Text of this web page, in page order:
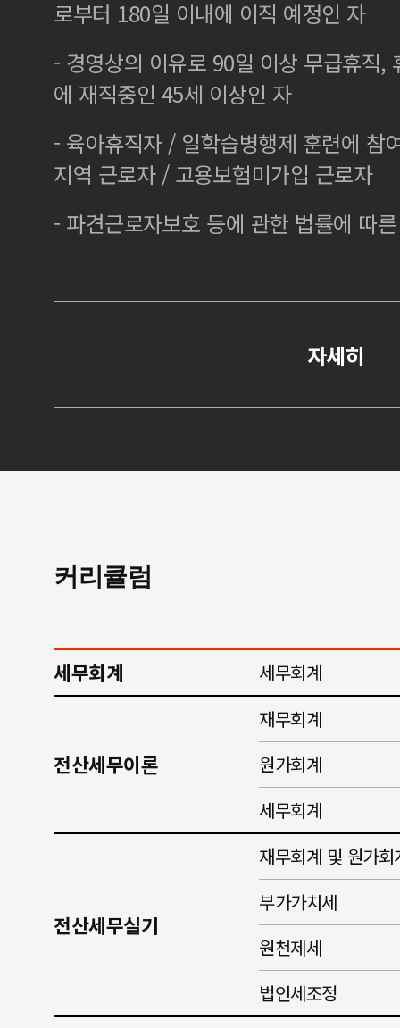
로부터 180일 이내에 이직 예정인 자
- 경영상의 이유로 90일 이상 무급휴직,
에 재직중인 45세 이상인 자
- 육아휴직자 / 일학습병행제 훈련에 참
지역 근로자 / 고용보험미가입 근로자
- 파견근로자보호 등에 관한 법률에 따
자세히
커리큘럼
세무회계 세무회계
전산세무이론
재무회계
원가회계
세무회계
전산세무실기
재무회계 및 원가회
부가가치세
원천제세
법인세조정